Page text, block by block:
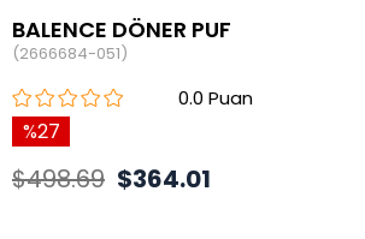
BALENCE DÖNER PUF
(2666684-051)
0.0
27
$498.69 $364.01